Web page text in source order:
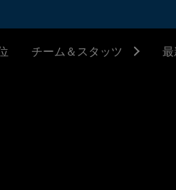
チーム＆スタッツ 最